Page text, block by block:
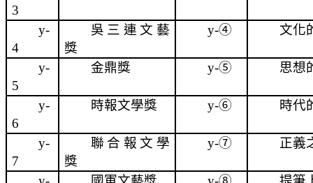
3
y-
4
吳三連文藝
獎
y-④ 文化
y-
5
金鼎獎 y-⑤ 思想
y-
6
時報文學獎 y-⑥ 時代
y-
7
聯合報文學
獎
y-⑦ 正義